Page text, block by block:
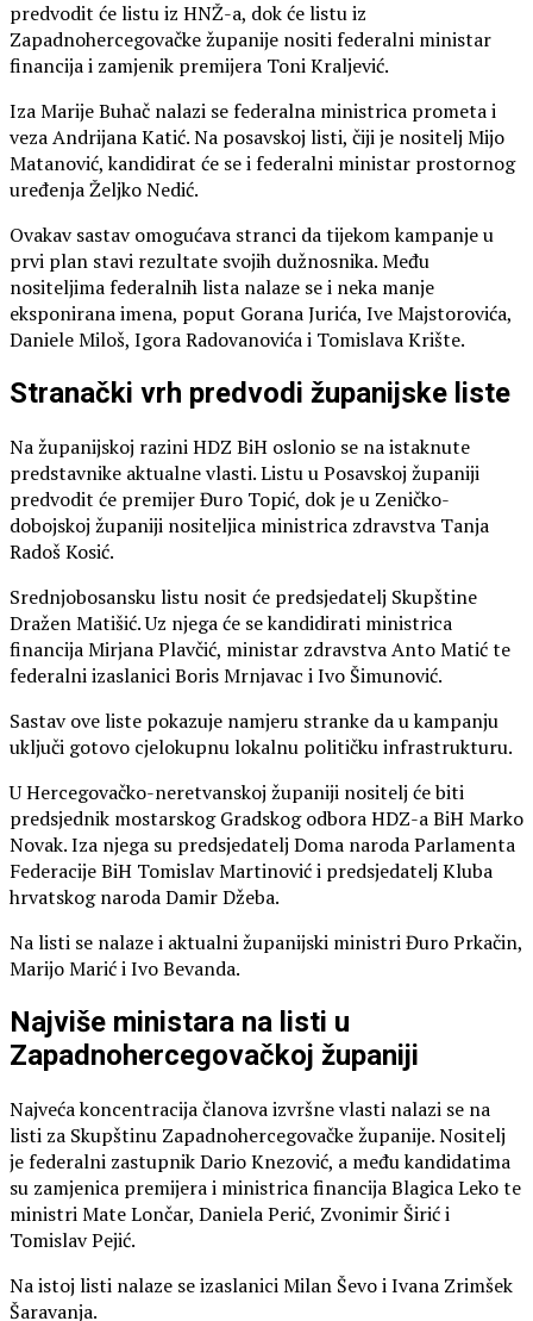
predvodit će listu iz HNŽ-a, dok će listu iz
Zapadnohercegovačke županije nositi federalni ministar
financija i zamjenik premijera Toni Kraljević.
Iza Marije Buhač nalazi se federalna ministrica prometa i
veza Andrijana Katić. Na posavskoj listi, čiji je nositelj Mijo
Matanović, kandidirat će se i federalni ministar prostornog
uređenja Željko Nedić.
Ovakav sastav omogućava stranci da tijekom kampanje u
prvi plan stavi rezultate svojih dužnosnika. Među
nositeljima federalnih lista nalaze se i neka manje
eksponirana imena, poput Gorana Jurića, Ive Majstorovića,
Daniele Miloš, Igora Radovanovića i Tomislava Krište.
Stranački vrh predvodi županijske liste
Na županijskoj razini HDZ BiH oslonio se na istaknute
predstavnike aktualne vlasti. Listu u Posavskoj županiji
predvodit će premijer Đuro Topić, dok je u Zeničko-
dobojskoj županiji nositeljica ministrica zdravstva Tanja
Radoš Kosić.
Srednjobosansku listu nosit će predsjedatelj Skupštine
Dražen Matišić. Uz njega će se kandidirati ministrica
financija Mirjana Plavčić, ministar zdravstva Anto Matić te
federalni izaslanici Boris Mrnjavac i Ivo Šimunović.
Sastav ove liste pokazuje namjeru stranke da u kampanju
uključi gotovo cjelokupnu lokalnu političku infrastrukturu.
U Hercegovačko-neretvanskoj županiji nositelj će biti
predsjednik mostarskog Gradskog odbora HDZ-a BiH Marko
Novak. Iza njega su predsjedatelj Doma naroda Parlamenta
Federacije BiH Tomislav Martinović i predsjedatelj Kluba
hrvatskog naroda Damir Džeba.
Na listi se nalaze i aktualni županijski ministri Đuro Prkačin,
Marijo Marić i Ivo Bevanda.
Najviše ministara na listi u
Zapadnohercegovačkoj županiji
Najveća koncentracija članova izvršne vlasti nalazi se na
listi za Skupštinu Zapadnohercegovačke županije. Nositelj
je federalni zastupnik Dario Knezović, a među kandidatima
su zamjenica premijera i ministrica financija Blagica Leko te
ministri Mate Lončar, Daniela Perić, Zvonimir Širić i
Tomislav Pejić.
Na istoj listi nalaze se izaslanici Milan Ševo i Ivana Zrimšek
Šaravanja.